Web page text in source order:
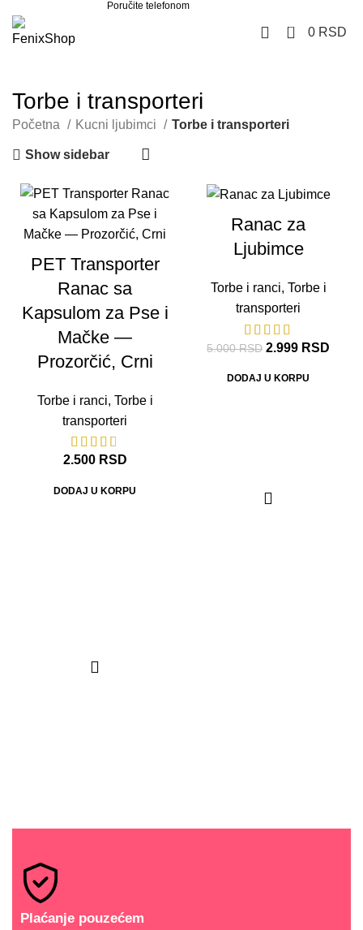
Poručite telefonom
0 0 RSD
Torbe i transporteri
Početna Kucni ljubimci Torbe i transporteri
Show sidebar
PET Transporter
Ranac sa
Kapsulom za Pse i
Mačke —
Prozorčić, Crni
Torbe i ranci, Torbe i
transporteri
2.500 RSD
DODAJ U KORPU
Ranac za
Ljubimce
Torbe i ranci, Torbe i
transporteri
5.000RSD 2.999 RSD
DODAJ U KORPU
Plaćanje pouzećem